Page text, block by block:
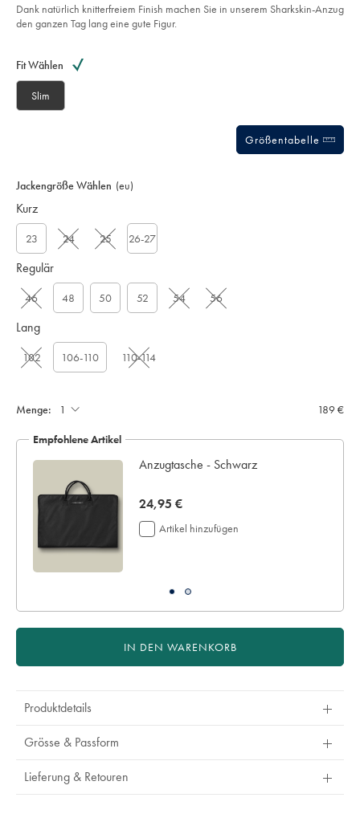
-
stahlblau/SUT0321STL.html?
sourceCode=dmdefault
Dank natürlich knitterfreiem Finish machen Sie in unserem Sharkskin-Anzug
den ganzen Tag lang eine gute Figur.
Actions
cart
Fit Wählen
Slim
Größentabelle
Jackengröße Wählen (eu)
Kurz
23 24 25 26-27
Regulär
46 48 50 52 54 56
Lang
102 106-110 110-114
Menge: 189 €
Empfohlene Artikel
Anzugtasche - Schwarz
now
24,95
€
24,95 €
Artikel hinzufügen
IN DEN WARENKORB
Produktdetails
Grösse & Passform
Lieferung & Retouren